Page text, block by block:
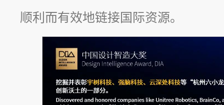
顺利而有效地链接国际资源。